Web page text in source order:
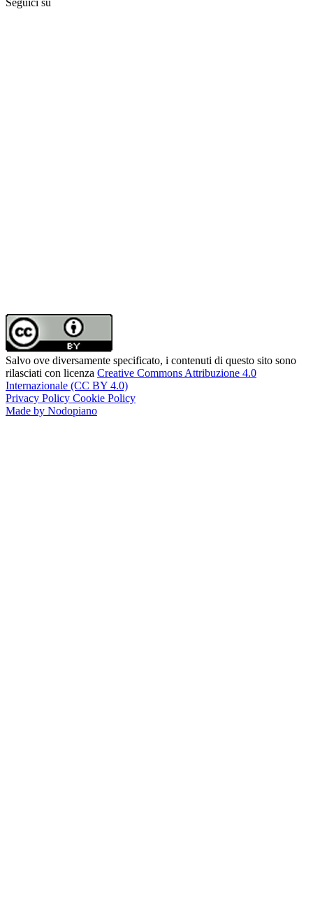
Salvo ove diversamente specificato, i contenuti di questo sito sono
rilasciati con licenza Creative Commons Attribuzione 4.0
Internazionale (CC BY 4.0)
Privacy Policy Cookie Policy
Made by Nodopiano